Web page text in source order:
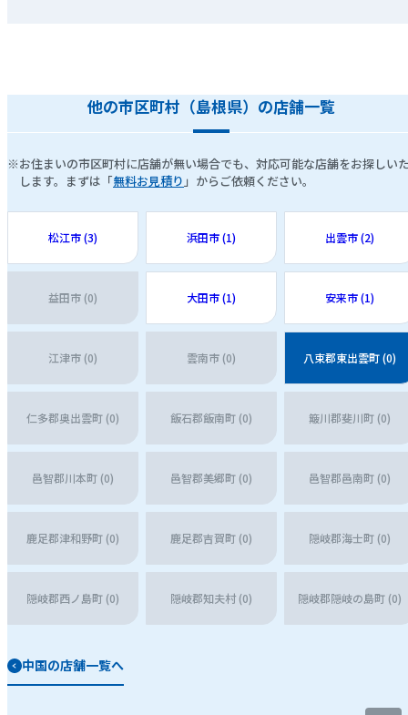
他の市区町村（島根県）の店舗一覧
※お住まいの市区町村に店舗が無い場合でも、対応可能な店舗をお探しい
します。まずは「無料お見積り 」からご依頼ください。
松江市 (3) 浜田市 (1) 出雲市 (2)
益田市 (0) 大田市 (1) 安来市 (1)
江津市 (0) 雲南市 (0) 八束郡東出雲町 (0)
仁多郡奥出雲町 (0) 飯石郡飯南町 (0) 簸川郡斐川町 (0)
邑智郡川本町 (0) 邑智郡美郷町 (0) 邑智郡邑南町 (0)
鹿足郡津和野町 (0) 鹿足郡吉賀町 (0) 隠岐郡海士町 (0)
隠岐郡西ノ島町 (0) 隠岐郡知夫村 (0) 隠岐郡隠岐の島町 (0)
中国の店舗一覧へ